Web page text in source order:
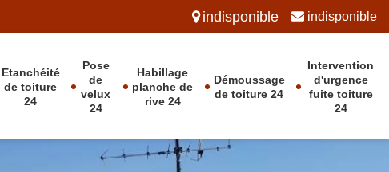
indisponible indisponible
Etanchéité
de toiture
24
Pose
de
velux
24
Habillage
planche de
rive 24
Démoussage
de toiture 24
Intervention
d'urgence
fuite toiture
24